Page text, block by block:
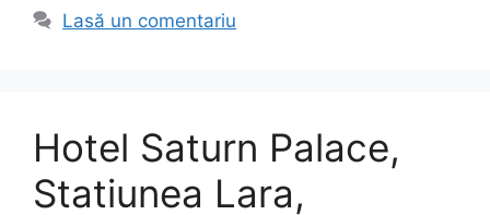
Lasă un comentariu
Hotel Saturn Palace,
Statiunea Lara,